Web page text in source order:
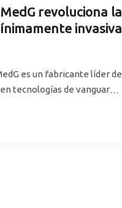
revoluciona la
invasiva
es un fabricante líder de
tecnologías de vanguardia